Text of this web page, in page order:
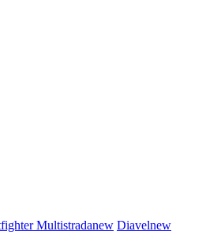
Multistradanew Diavelnew